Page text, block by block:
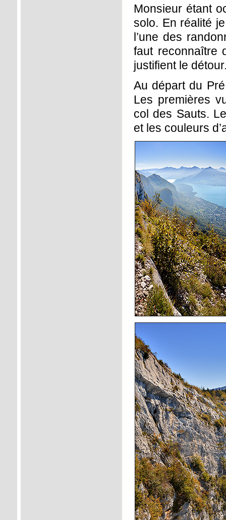
Monsieur étant
solo. En réalité
l’une des
faut reconnaître
justifient le
Au départ du
Les premières
col des Sauts.
et les couleurs